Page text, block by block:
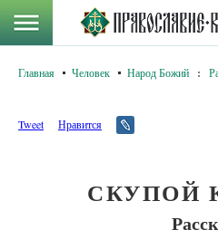
Главная Человек Народ Божий :
Tweet Нравится
СКУПОЙ